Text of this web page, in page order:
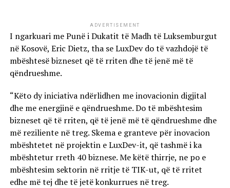
ADVERTISEMENT
I ngarkuari me Punë i Dukatit të Madh të Luksemburgut
në Kosovë, Eric Dietz, tha se LuxDev do të vazhdojë të
mbështesë bizneset që të rriten dhe të jenë më të
qëndrueshme.
“Këto dy iniciativa ndërlidhen me inovacionin digjital
dhe me energjinë e qëndrueshme. Do të mbështesim
bizneset që të rriten, që të jenë më të qëndrueshme dhe
më reziliente në treg. Skema e granteve për inovacion
mbështetet në projektin e LuxDev-it, që tashmë i ka
mbështetur rreth 40 biznese. Me këtë thirrje, ne po e
mbështesim sektorin në rritje të TIK-ut, që të rritet
edhe më tej dhe të jetë konkurrues në treg.